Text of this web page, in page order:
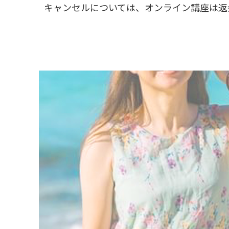
キャンセルについては、オンライン講座は